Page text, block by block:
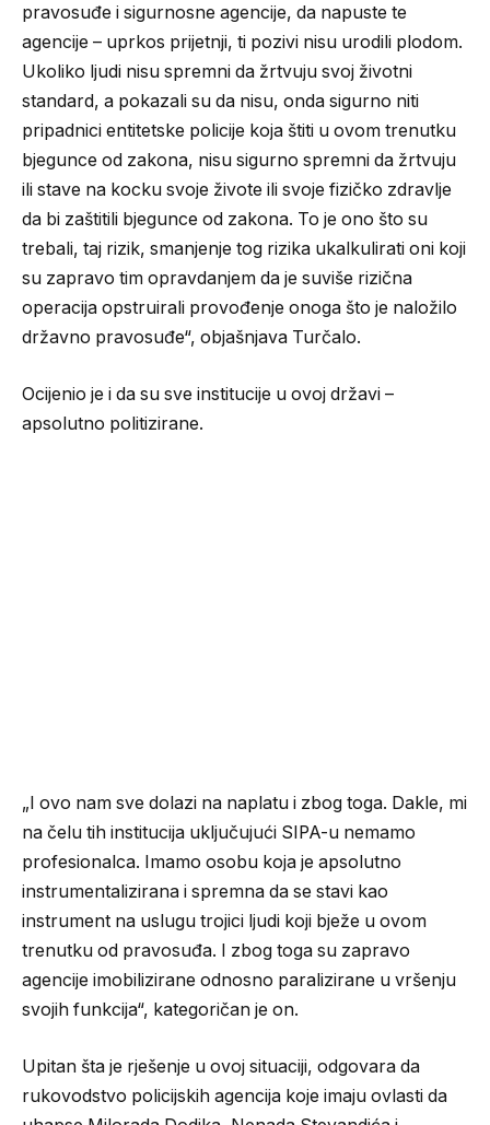
pravosuđe i sigurnosne agencije, da napuste te
agencije – uprkos prijetnji, ti pozivi nisu urodili plodom.
Ukoliko ljudi nisu spremni da žrtvuju svoj životni
standard, a pokazali su da nisu, onda sigurno niti
pripadnici entitetske policije koja štiti u ovom trenutku
bjegunce od zakona, nisu sigurno spremni da žrtvuju
ili stave na kocku svoje živote ili svoje fizičko zdravlje
da bi zaštitili bjegunce od zakona. To je ono što su
trebali, taj rizik, smanjenje tog rizika ukalkulirati oni koji
su zapravo tim opravdanjem da je suviše rizična
operacija opstruirali provođenje onoga što je naložilo
državno pravosuđe“, objašnjava Turčalo.
Ocijenio je i da su sve institucije u ovoj državi –
apsolutno politizirane.
„I ovo nam sve dolazi na naplatu i zbog toga. Dakle, mi
na čelu tih institucija uključujući SIPA-u nemamo
profesionalca. Imamo osobu koja je apsolutno
instrumentalizirana i spremna da se stavi kao
instrument na uslugu trojici ljudi koji bježe u ovom
trenutku od pravosuđa. I zbog toga su zapravo
agencije imobilizirane odnosno paralizirane u vršenju
svojih funkcija“, kategoričan je on.
Upitan šta je rješenje u ovoj situaciji, odgovara da
rukovodstvo policijskih agencija koje imaju ovlasti da